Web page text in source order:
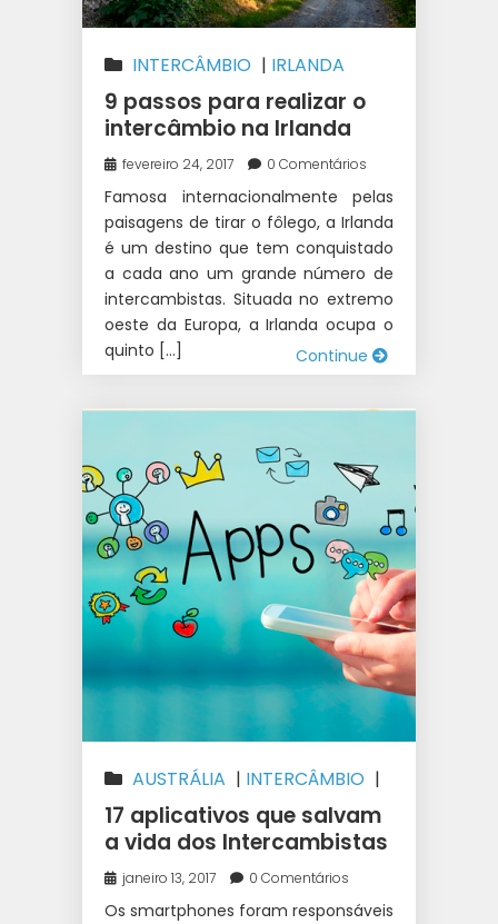
INTERCÂMBIO | IRLANDA
9 passos para realizar o
intercâmbio na Irlanda
fevereiro 24, 2017 0 Comentários
Famosa internacionalmente pelas
paisagens de tirar o fôlego, a Irlanda
é um destino que tem conquistado
a cada ano um grande número de
intercambistas. Situada no extremo
oeste da Europa, a Irlanda ocupa o
quinto […]
Continue
AUSTRÁLIA | INTERCÂMBIO |
IRLANDA |NOVA ZELÂNDIA
17 aplicativos que salvam
a vida dos Intercambistas
janeiro 13, 2017 0 Comentários
Os smartphones foram responsáveis